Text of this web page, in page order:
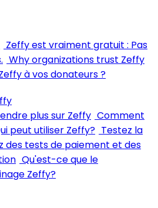
Zeffy est vraiment gratuit : Pas
Why organizations trust Zeffy
à vos donateurs ?
plus sur Zeffy Comment
peut utiliser Zeffy? Testez la
des tests de paiement et des
Qu'est-ce que le
Zeffy?